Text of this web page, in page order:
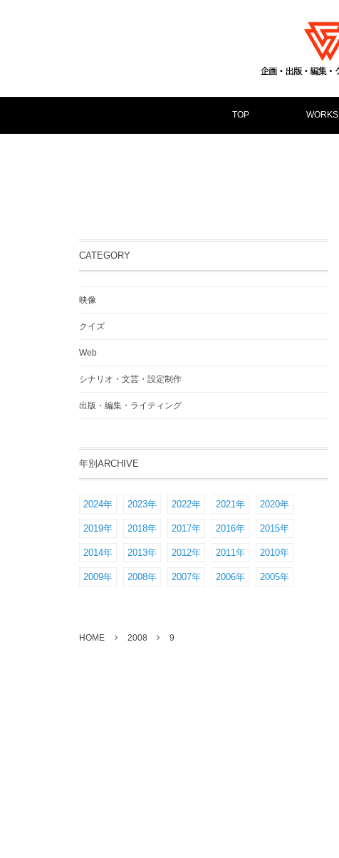
TOP WORKS
CATEGORY
映像
クイズ
Web
シナリオ・文芸・設定制作
出版・編集・ライティング
年別ARCHIVE
2024年 2023年 2022年 2021年 2020年
2019年 2018年 2017年 2016年 2015年
2014年 2013年 2012年 2011年 2010年
2009年 2008年 2007年 2006年 2005年
HOME 2008 9